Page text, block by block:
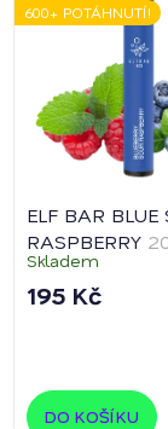
600+ POTÁHNUTÍ!
ELF BAR BLUE
RASPBERRY
Skladem
195 Kč
DO KOŠÍKU